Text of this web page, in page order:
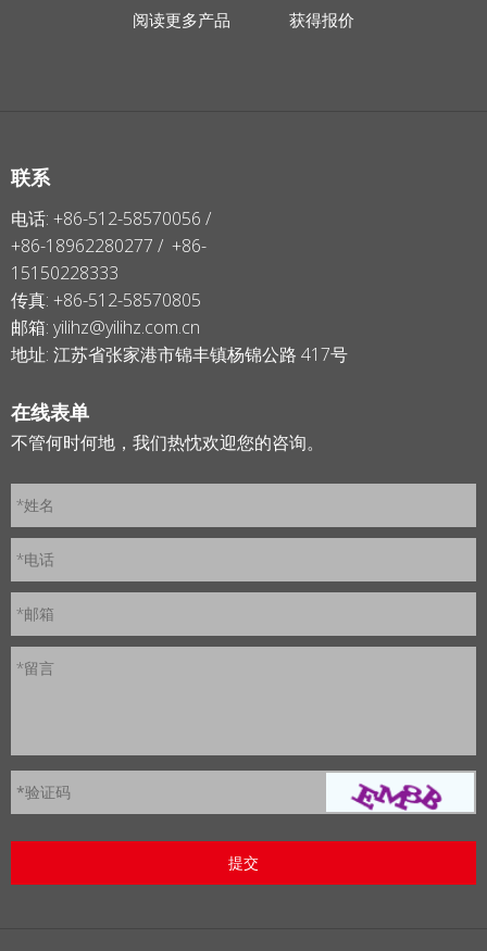
阅读更多产品 获得报价
联系
电话: +86-512-58570056 /
+86-18962280277 / +86-
15150228333
传真: +86-512-58570805
邮箱: yilihz@yilihz.com.cn
地址: 江苏省张家港市锦丰镇杨锦公路 417号
在线表单
不管何时何地，我们热忱欢迎您的咨询。
*姓名
*电话
*邮箱
*留言
*验证码